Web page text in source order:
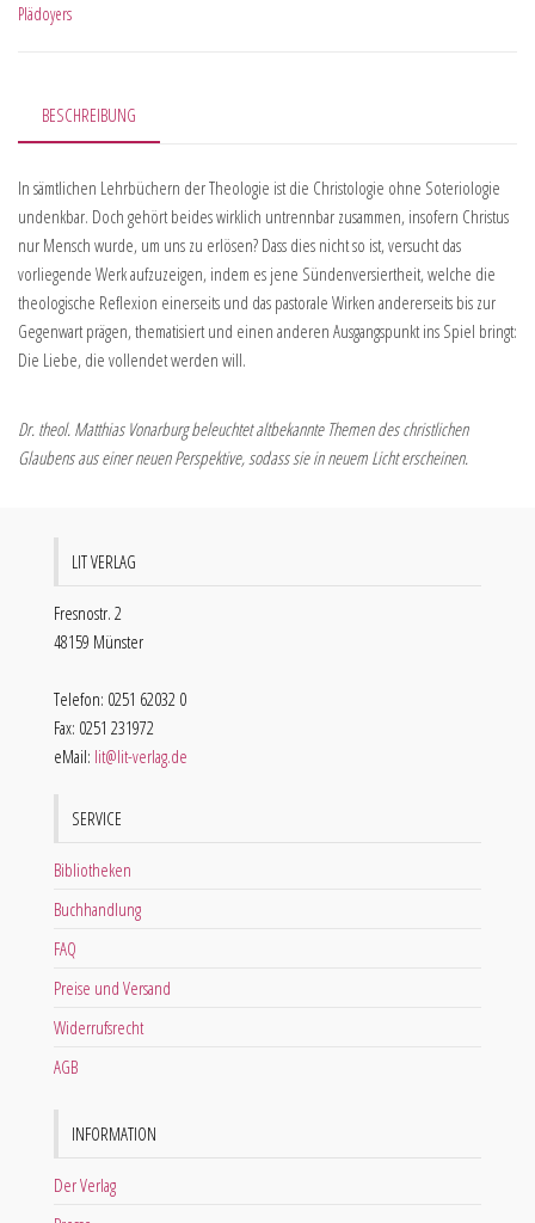
Plädoyers
BESCHREIBUNG
In sämtlichen Lehrbüchern der Theologie ist die Christologie ohne Soteriologie
undenkbar. Doch gehört beides wirklich untrennbar zusammen, insofern Christus
nur Mensch wurde, um uns zu erlösen? Dass dies nicht so ist, versucht das
vorliegende Werk aufzuzeigen, indem es jene Sündenversiertheit, welche die
theologische Reflexion einerseits und das pastorale Wirken andererseits bis zur
Gegenwart prägen, thematisiert und einen anderen Ausgangspunkt ins Spiel bringt:
Die Liebe, die vollendet werden will.
Dr. theol. Matthias Vonarburg beleuchtet altbekannte Themen des christlichen
Glaubens aus einer neuen Perspektive, sodass sie in neuem Licht erscheinen.
LIT VERLAG
Fresnostr. 2
48159 Münster
Telefon: 0251 62032 0
Fax: 0251 231972
eMail: lit@lit-verlag.de
SERVICE
Bibliotheken
Buchhandlung
FAQ
Preise und Versand
Widerrufsrecht
AGB
INFORMATION
Der Verlag